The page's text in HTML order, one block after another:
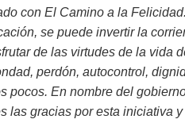
con El Camino a la
se puede invertir la
de las virtudes de la vida
perdón, autocontrol,
pocos. En nombre del
las gracias por esta iniciativa y